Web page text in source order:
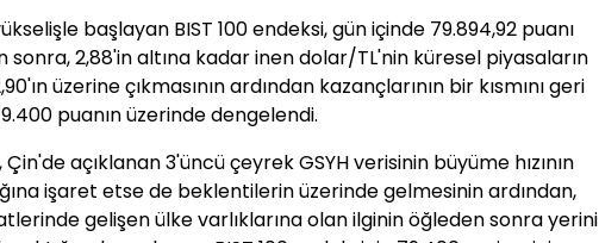
başlayan BIST 100 endeksi, gün içinde 79.894,92 puanı
sonra, 2,88'in altına kadar inen dolar/TL'nin küresel piyasaların
üzerine çıkmasının ardından kazançlarının bir kısmını geri
puanın üzerinde dengelendi.
açıklanan 3'üncü çeyrek GSYH verisinin büyüme hızının
işaret etse de beklentilerin üzerinde gelmesinin ardından,
gelişen ülke varlıklarına olan ilginin öğleden sonra yerini